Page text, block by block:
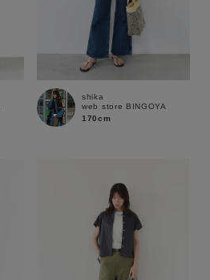
WEB限定
在庫なし含む
shika
web store BINGOYA
170cm